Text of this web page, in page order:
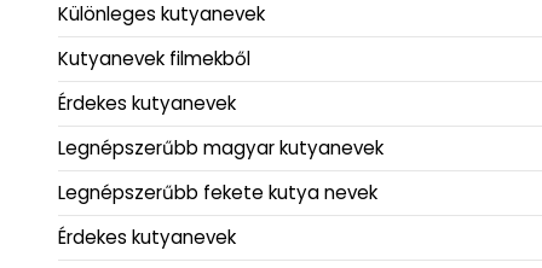
Különleges kutyanevek
Kutyanevek filmekből
Érdekes kutyanevek
Legnépszerűbb magyar kutyanevek
Legnépszerűbb fekete kutya nevek
Érdekes kutyanevek